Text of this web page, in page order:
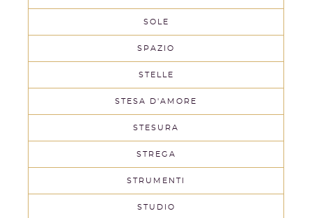
SOLE
SPAZIO
STELLE
STESA D'AMORE
STESURA
STREGA
STRUMENTI
STUDIO